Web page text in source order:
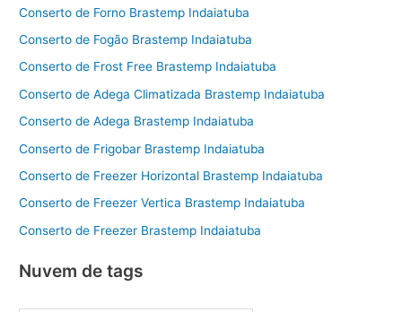
Conserto de Forno Brastemp Indaiatuba
Conserto de Fogão Brastemp Indaiatuba
Conserto de Frost Free Brastemp Indaiatuba
Conserto de Adega Climatizada Brastemp Indaiatuba
Conserto de Adega Brastemp Indaiatuba
Conserto de Frigobar Brastemp Indaiatuba
Conserto de Freezer Horizontal Brastemp Indaiatuba
Conserto de Freezer Vertica Brastemp Indaiatuba
Conserto de Freezer Brastemp Indaiatuba
Nuvem de tags